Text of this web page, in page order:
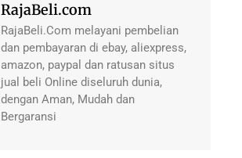
RajaBeli.com
RajaBeli.Com melayani pembelian
dan pembayaran di ebay, aliexpress,
amazon, paypal dan ratusan situs
jual beli Online diseluruh dunia,
dengan Aman, Mudah dan
Bergaransi